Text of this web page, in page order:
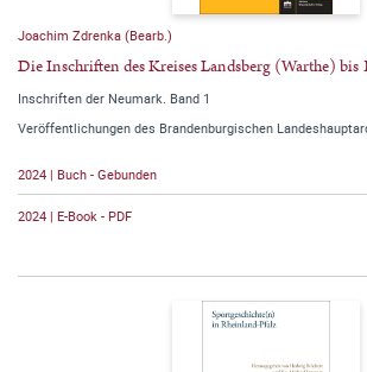
Joachim Zdrenka (Bearb.)
Die Inschriften des Kreises Landsberg (Warthe) bis
Inschriften der Neumark. Band 1
Veröffentlichungen des Brandenburgischen
2024 | Buch - Gebunden
2024 | E-Book - PDF